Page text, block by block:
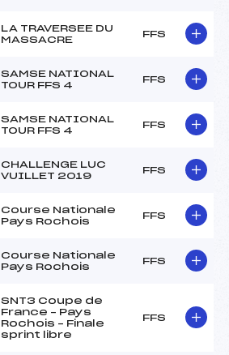
LA TRAVERSEE DU
MASSACRE
FFS
SAMSE NATIONAL
TOUR FFS 4
FFS
SAMSE NATIONAL
TOUR FFS 4
FFS
CHALLENGE LUC
VUILLET 2019
FFS
Course Nationale
Pays Rochois
FFS
Course Nationale
Pays Rochois
FFS
SNT3 Coupe de
France – Pays
Rochois – Finale
sprint libre
FFS